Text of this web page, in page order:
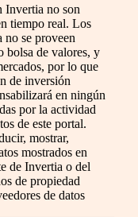
Invertia no son
tiempo real. Los
no se proveen
bolsa de valores, y
por lo que
de inversión
en ningún
por la actividad
de este portal.
mostrar,
mostrados en
de Invertia o del
de propiedad
de datos